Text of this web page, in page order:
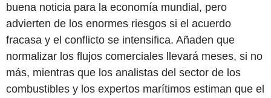
buena noticia para la economía mundial, pero
advierten de los enormes riesgos si el acuerdo
fracasa y el conflicto se intensifica. Añaden que
normalizar los flujos comerciales llevará meses, si no
más, mientras que los analistas del sector de los
combustibles y los expertos marítimos estiman que el